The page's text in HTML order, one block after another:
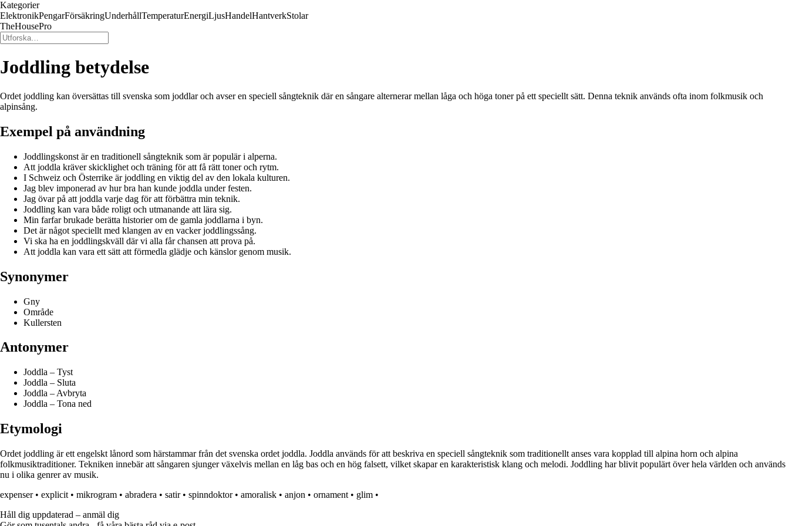
Kategorier
ElektronikPengarFörsäkringUnderhållTemperaturEnergiLjusHandelHantverkStolar
TheHousePro
Joddling betydelse
Ordet joddling kan översättas till svenska som joddlar och avser en speciell sångteknik där en sångare alternerar mellan låga och höga toner på ett speciellt sätt. Denna teknik används ofta inom folkmusik och
alpinsång.
Exempel på användning
Joddlingskonst är en traditionell sångteknik som är populär i alperna.
Att joddla kräver skicklighet och träning för att få rätt toner och rytm.
I Schweiz och Österrike är joddling en viktig del av den lokala kulturen.
Jag blev imponerad av hur bra han kunde joddla under festen.
Jag övar på att joddla varje dag för att förbättra min teknik.
Joddling kan vara både roligt och utmanande att lära sig.
Min farfar brukade berätta historier om de gamla joddlarna i byn.
Det är något speciellt med klangen av en vacker joddlingssång.
Vi ska ha en joddlingskväll där vi alla får chansen att prova på.
Att joddla kan vara ett sätt att förmedla glädje och känslor genom musik.
Synonymer
Gny
Område
Kullersten
Antonymer
Joddla – Tyst
Joddla – Sluta
Joddla – Avbryta
Joddla – Tona ned
Etymologi
Ordet joddling är ett engelskt lånord som härstammar från det svenska ordet joddla. Joddla används för att beskriva en speciell sångteknik som traditionellt anses vara kopplad till alpina horn och alpina
folkmusiktraditioner. Tekniken innebär att sångaren sjunger växelvis mellan en låg bas och en hög falsett, vilket skapar en karakteristisk klang och melodi. Joddling har blivit populärt över hela världen och används
nu i olika genrer av musik.
expenser• explicit • mikrogram • abradera • satir• spinndoktor• amoralisk • anjon • ornament • glim •
Håll dig uppdaterad – anmäl dig